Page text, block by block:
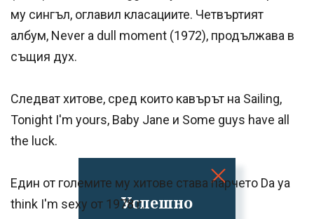
Успешно
му сингъл, оглавил класациите. Четвъртият
албум, Never a dull moment (1972), продължава в
същия дух.
Следват хитове, сред които кавърът на Sailing,
Tonight I'm yours, Baby Jane и Some guys have all
the luck.
Един от големите му хитове става парчето Da ya
think I'm sexy от 1978 г.